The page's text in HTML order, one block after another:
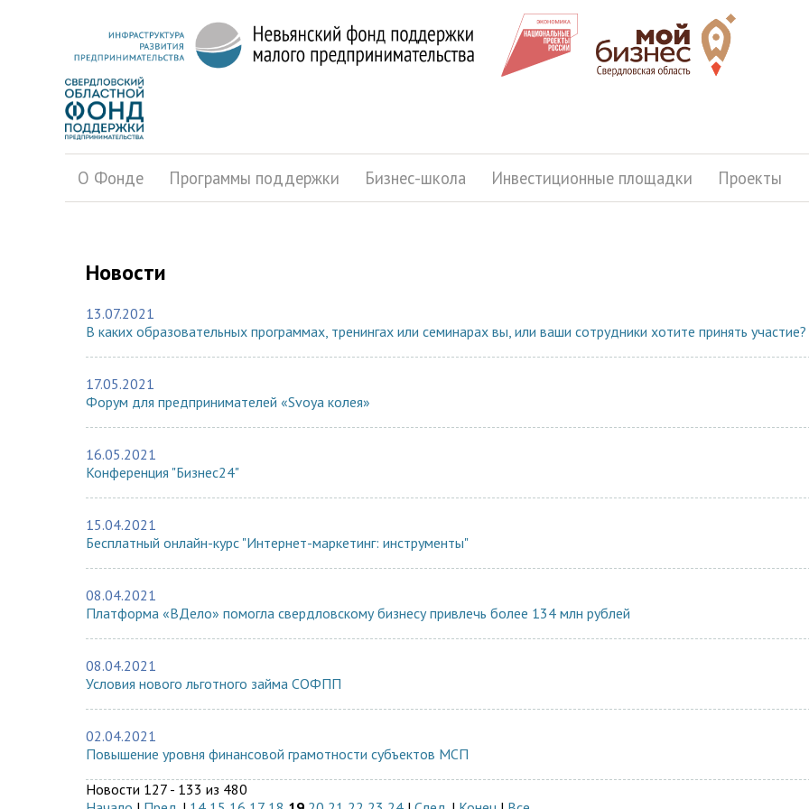
О Фонде Программы поддержки Бизнес-школа Инвестиционные площадки Проекты
Новости
13.07.2021
В каких образовательных программах, тренингах или семинарах вы, или ваши сотрудники хотите принять участие?
17.05.2021
Форум для предпринимателей «Svoya колея»
16.05.2021
Конференция "Бизнес24"
15.04.2021
Бесплатный онлайн-курс "Интернет-маркетинг: инструменты"
08.04.2021
Платформа «ВДело» помогла свердловскому бизнесу привлечь более 134 млн рублей
08.04.2021
Условия нового льготного займа СОФПП
02.04.2021
Повышение уровня финансовой грамотности субъектов МСП
Новости 127 - 133 из 480